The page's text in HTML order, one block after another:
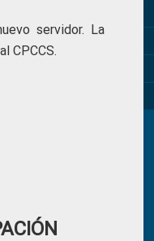
servidor. La
CPCCS.